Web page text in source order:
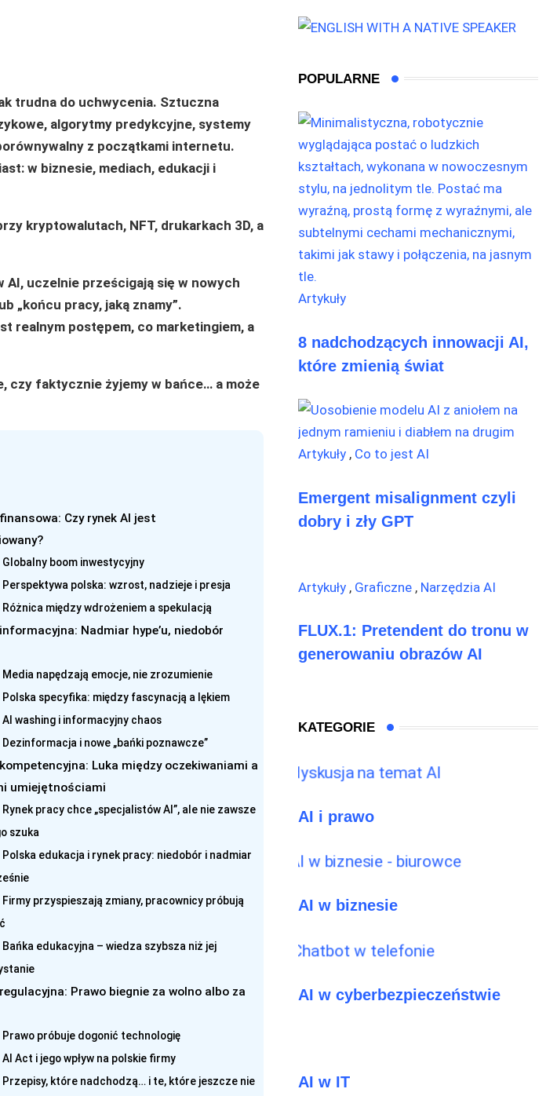
trudna do uchwycenia. Sztuczna
algorytmy predykcyjne, systemy
z początkami internetu.
w biznesie, mediach, edukacji i
kryptowalutach, NFT, drukarkach 3D, a
AI, uczelnie prześcigają się w nowych
„końcu pracy, jaką znamy”.
realnym postępem, co marketingiem, a
czy faktycznie żyjemy w bańce… a może
Czy rynek AI jest
Globalny boom inwestycyjny
Perspektywa polska: wzrost, nadzieje i presja
Różnica między wdrożeniem a spekulacją
Nadmiar hype’u, niedobór
Media napędzają emocje, nie zrozumienie
Polska specyfika: między fascynacją a lękiem
AI washing i informacyjny chaos
Dezinformacja i nowe „bańki poznawcze”
Luka między oczekiwaniami a
umiejętnościami
Rynek pracy chce „specjalistów AI”, ale nie zawsze
szuka
Polska edukacja i rynek pracy: niedobór i nadmiar
Firmy przyspieszają zmiany, pracownicy próbują
Bańka edukacyjna – wiedza szybsza niż jej
Prawo biegnie za wolno albo za
Prawo próbuje dogonić technologię
AI Act i jego wpływ na polskie firmy
Przepisy, które nadchodzą… i te, które jeszcze nie
POPULARNE
Artykuły
8 nadchodzących innowacji AI,
które zmienią świat
Artykuły , Co to jest AI
Emergent misalignment czyli
dobry i zły GPT
Artykuły , Graficzne , Narzędzia AI
FLUX.1: Pretendent do tronu w
generowaniu obrazów AI
KATEGORIE
AI i prawo
AI w biznesie
AI w cyberbezpieczeństwie
AI w IT